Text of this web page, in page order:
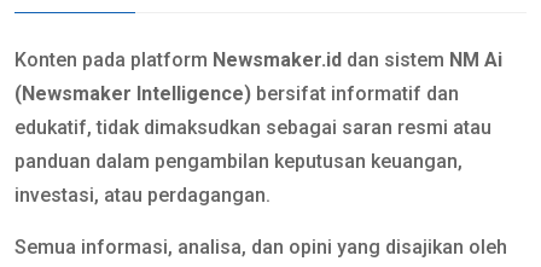
Konten pada platform Newsmaker.id dan sistem NM Ai
(Newsmaker Intelligence) bersifat informatif dan
edukatif, tidak dimaksudkan sebagai saran resmi atau
panduan dalam pengambilan keputusan keuangan,
investasi, atau perdagangan.
Semua informasi, analisa, dan opini yang disajikan oleh